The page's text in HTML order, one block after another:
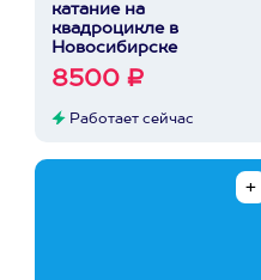
катание на
квадроцикле в
Новосибирске
8500 ₽
Работает сейчас